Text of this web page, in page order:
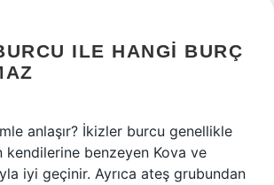
ILE HANGI BURÇ
anlaşır? İkizler burcu genellikle
kendilerine benzeyen Kova ve
iyi geçinir. Ayrıca ateş grubundan